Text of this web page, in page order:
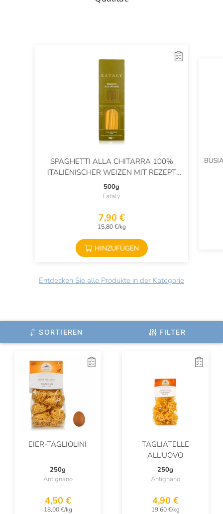
SPAGHETTI ALLA CHITARRA 100%
ITALIENISCHER WEIZEN MIT REZEPT
VON CARLO CRACCO
500g
Eataly
7,90 €
15,80 €/kg
HINZUFÜGEN
Entdecken Sie alle Produkte in der Kategorie
SORTIEREN FILTER
EIER-TAGLIOLINI
250g
Antignano
4,50 €
18,00 €/kg
TAGLIATELLE
ALL’UOVO
250g
Antignano
4,90 €
19,60 €/kg